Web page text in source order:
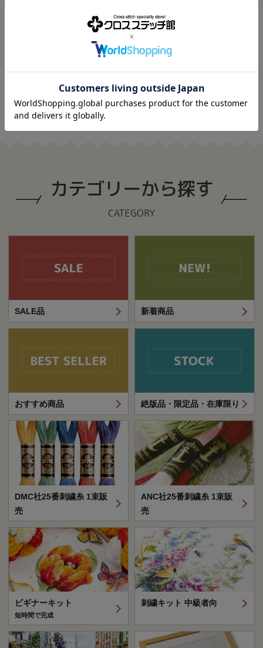
カテゴリーから探す
CATEGORY
SALE品 新着商品
おすすめ商品 絶版品・限定品・在庫限り
DMC社25番刺繍糸 1束販
売
ANC社25番刺繍糸 1束販
売
ビギナーキット
短時間で完成
刺繍キット 中級者向